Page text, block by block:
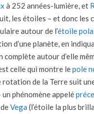
à 252 années-lumière, et
les étoiles – et donc les
autour de l’étoile
d’une planète, en
autour d’elle
celle qui montre lepole
rotation de la Terre suit
phénomène appelé
Vega (l’étoile la plus